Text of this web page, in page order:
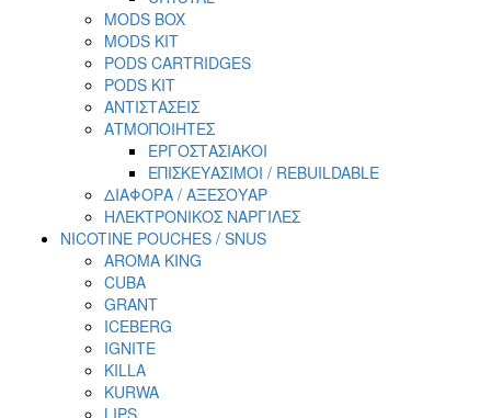
MODS BOX
MODS KIT
PODS CARTRIDGES
PODS KIT
ΑΝΤΙΣΤΑΣΕΙΣ
ΑΤΜΟΠΟΙΗΤΕΣ
ΕΡΓΟΣΤΑΣΙΑΚΟΙ
ΕΠΙΣΚΕΥΑΣΙΜΟΙ / REBUILDABLE
ΔΙΑΦΟΡΑ / ΑΞΕΣΟΥΑΡ
ΗΛΕΚΤΡΟΝΙΚΟΣ ΝΑΡΓΙΛΕΣ
NICOTINE POUCHES / SNUS
AROMA KING
CUBA
GRANT
ICEBERG
IGNITE
KILLA
KURWA
LIPS